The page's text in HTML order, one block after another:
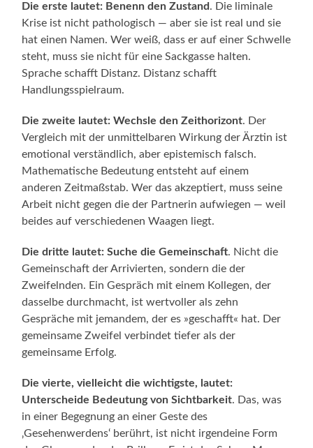
Die erste lautet: Benenn den Zustand. Die liminale
Krise ist nicht pathologisch — aber sie ist real und sie
hat einen Namen. Wer weiß, dass er auf einer Schwelle
steht, muss sie nicht für eine Sackgasse halten.
Sprache schafft Distanz. Distanz schafft
Handlungsspielraum.
Die zweite lautet: Wechsle den Zeithorizont. Der
Vergleich mit der unmittelbaren Wirkung der Ärztin ist
emotional verständlich, aber epistemisch falsch.
Mathematische Bedeutung entsteht auf einem
anderen Zeitmaßstab. Wer das akzeptiert, muss seine
Arbeit nicht gegen die der Partnerin aufwiegen — weil
beides auf verschiedenen Waagen liegt.
Die dritte lautet: Suche die Gemeinschaft. Nicht die
Gemeinschaft der Arrivierten, sondern die der
Zweifelnden. Ein Gespräch mit einem Kollegen, der
dasselbe durchmacht, ist wertvoller als zehn
Gespräche mit jemandem, der es »geschafft« hat. Der
gemeinsame Zweifel verbindet tiefer als der
gemeinsame Erfolg.
Die vierte, vielleicht die wichtigste, lautet:
Unterscheide Bedeutung von Sichtbarkeit. Das, was
in einer Begegnung an einer Geste des
‚Gesehenwerdens‘ berührt, ist nicht irgendeine Form